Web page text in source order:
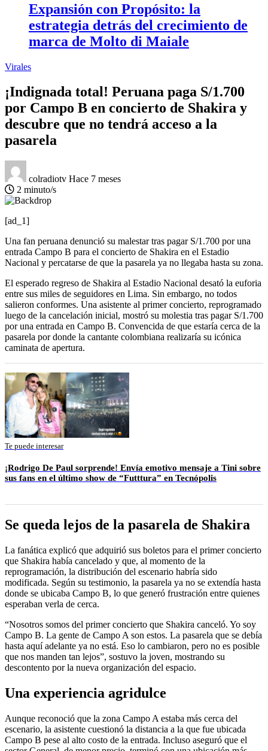
Expansión con Propósito: la
estrategia detrás del crecimiento de
marca de Molto di Maiale
Virales
¡Indignada total! Peruana paga S/1.700
por Campo B en concierto de Shakira y
descubre que no tendrá acceso a la
pasarela
colradiotv Hace 7 meses
2 minuto/s
[ad_1]
Una fan peruana denunció su malestar tras pagar S/1.700 por una
entrada Campo B para el concierto de Shakira en el Estadio
Nacional y percatarse de que la pasarela ya no llegaba hasta su zona.
El esperado regreso de Shakira al Estadio Nacional desató la euforia
entre sus miles de seguidores en Lima. Sin embargo, no todos
salieron conformes. Una asistente al primer concierto, reprogramado
luego de la cancelación inicial, mostró su molestia tras pagar S/1.700
por una entrada en Campo B. Convencida de que estaría cerca de la
pasarela por donde la cantante colombiana realizaría su icónica
caminata de apertura.
Te puede interesar
¡Rodrigo De Paul sorprende! Envía emotivo mensaje a Tini sobre
sus fans en el último show de “Futttura” en Tecnópolis
Se queda lejos de la pasarela de Shakira
La fanática explicó que adquirió sus boletos para el primer concierto
que Shakira había cancelado y que, al momento de la
reprogramación, la distribución del escenario habría sido
modificada. Según su testimonio, la pasarela ya no se extendía hasta
donde se ubicaba Campo B, lo que generó frustración entre quienes
esperaban verla de cerca.
“Nosotros somos del primer concierto que Shakira canceló. Yo soy
Campo B. La gente de Campo A son estos. La pasarela que se debía
hasta aquí adelante ya no está. Eso lo cambiaron, pero no es posible
que nos manden tan lejos”, sostuvo la joven, mostrando su
descontento por la nueva organización del espacio.
Una experiencia agridulce
Aunque reconoció que la zona Campo A estaba más cerca del
escenario, la asistente cuestionó la distancia a la que fue ubicada
Campo B pese al alto costo de la entrada. Incluso aseguró que el